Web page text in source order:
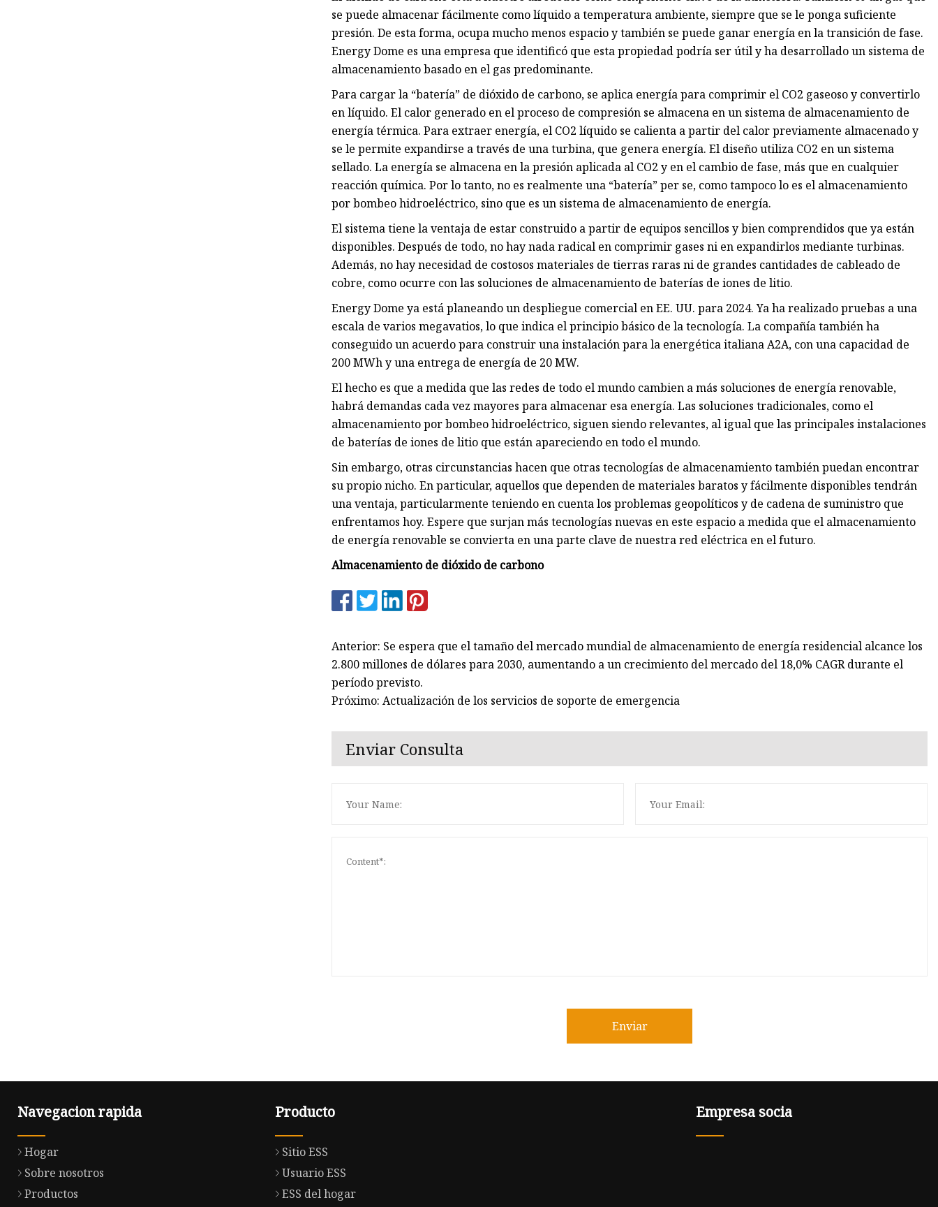
se puede almacenar fácilmente como líquido a temperatura ambiente, siempre que se le ponga suficiente
presión. De esta forma, ocupa mucho menos espacio y también se puede ganar energía en la transición de fase.
Energy Dome es una empresa que identificó que esta propiedad podría ser útil y ha desarrollado un sistema de
almacenamiento basado en el gas predominante.
Para cargar la “batería” de dióxido de carbono, se aplica energía para comprimir el CO2 gaseoso y convertirlo
en líquido. El calor generado en el proceso de compresión se almacena en un sistema de almacenamiento de
energía térmica. Para extraer energía, el CO2 líquido se calienta a partir del calor previamente almacenado y
se le permite expandirse a través de una turbina, que genera energía. El diseño utiliza CO2 en un sistema
sellado. La energía se almacena en la presión aplicada al CO2 y en el cambio de fase, más que en cualquier
reacción química. Por lo tanto, no es realmente una “batería” per se, como tampoco lo es el almacenamiento
por bombeo hidroeléctrico, sino que es un sistema de almacenamiento de energía.
El sistema tiene la ventaja de estar construido a partir de equipos sencillos y bien comprendidos que ya están
disponibles. Después de todo, no hay nada radical en comprimir gases ni en expandirlos mediante turbinas.
Además, no hay necesidad de costosos materiales de tierras raras ni de grandes cantidades de cableado de
cobre, como ocurre con las soluciones de almacenamiento de baterías de iones de litio.
Energy Dome ya está planeando un despliegue comercial en EE. UU. para 2024. Ya ha realizado pruebas a una
escala de varios megavatios, lo que indica el principio básico de la tecnología. La compañía también ha
conseguido un acuerdo para construir una instalación para la energética italiana A2A, con una capacidad de
200 MWh y una entrega de energía de 20 MW.
El hecho es que a medida que las redes de todo el mundo cambien a más soluciones de energía renovable,
habrá demandas cada vez mayores para almacenar esa energía. Las soluciones tradicionales, como el
almacenamiento por bombeo hidroeléctrico, siguen siendo relevantes, al igual que las principales instalaciones
de baterías de iones de litio que están apareciendo en todo el mundo.
Sin embargo, otras circunstancias hacen que otras tecnologías de almacenamiento también puedan encontrar
su propio nicho. En particular, aquellos que dependen de materiales baratos y fácilmente disponibles tendrán
una ventaja, particularmente teniendo en cuenta los problemas geopolíticos y de cadena de suministro que
enfrentamos hoy. Espere que surjan más tecnologías nuevas en este espacio a medida que el almacenamiento
de energía renovable se convierta en una parte clave de nuestra red eléctrica en el futuro.
Almacenamiento de dióxido de carbono
Anterior: Se espera que el tamaño del mercado mundial de almacenamiento de energía residencial alcance los
2.800 millones de dólares para 2030, aumentando a un crecimiento del mercado del 18,0% CAGR durante el
período previsto.
Próximo: Actualización de los servicios de soporte de emergencia
Enviar Consulta
Enviar
Navegacion rapida
Hogar
Sobre nosotros
Productos
Producto
Sitio ESS
Usuario ESS
ESS del hogar
Empresa socia